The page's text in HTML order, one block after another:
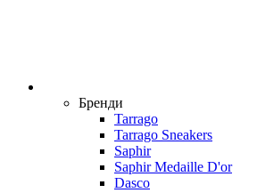
Бренди
Tarrago
Tarrago Sneakers
Saphir
Saphir Medaille D'or
Dasco